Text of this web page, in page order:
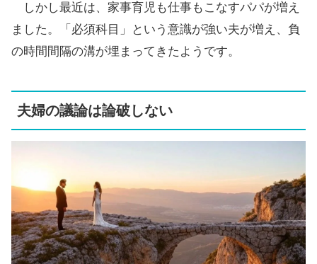
しかし最近は、家事育児も仕事もこなすパパが増え
ました。「必須科目」という意識が強い夫が増え、負
の時間間隔の溝が埋まってきたようです。
夫婦の議論は論破しない